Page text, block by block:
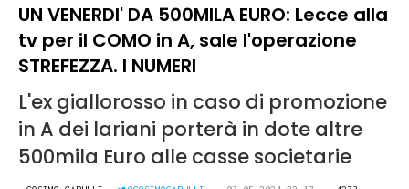
UN VENERDI' DA 500MILA EURO: Lecce alla
tv per il COMO in A, sale l'operazione
STREFEZZA. I NUMERI
L'ex giallorosso in caso di promozione
in A dei lariani porterà in dote altre
500mila Euro alle casse societarie